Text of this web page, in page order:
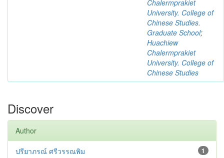
Chalermprakiet
University. College of
Chinese Studies.
Graduate School;
Huachiew
Chalermprakiet
University. College of
Chinese Studies
Discover
Author
1
ปรียาภรณ์ ศรีวรรณพิม